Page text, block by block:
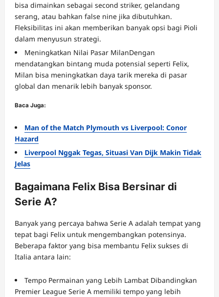
bisa dimainkan sebagai second striker, gelandang
serang, atau bahkan false nine jika dibutuhkan.
Fleksibilitas ini akan memberikan banyak opsi bagi Pioli
dalam menyusun strategi.
Meningkatkan Nilai Pasar MilanDengan
mendatangkan bintang muda potensial seperti Felix,
Milan bisa meningkatkan daya tarik mereka di pasar
global dan menarik lebih banyak sponsor.
Baca Juga:
Man of the Match Plymouth vs Liverpool: Conor
Hazard
Liverpool Nggak Tegas, Situasi Van Dijk Makin Tidak
Jelas
Bagaimana Felix Bisa Bersinar di
Serie A?
Banyak yang percaya bahwa Serie A adalah tempat yang
tepat bagi Felix untuk mengembangkan potensinya.
Beberapa faktor yang bisa membantu Felix sukses di
Italia antara lain:
Tempo Permainan yang Lebih Lambat Dibandingkan
Premier League Serie A memiliki tempo yang lebih